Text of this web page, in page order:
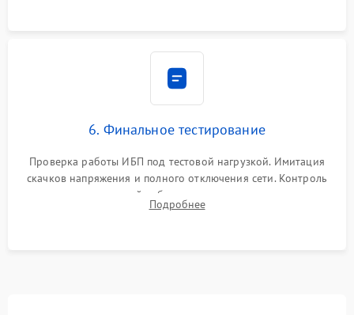
6. Финальное тестирование
Проверка работы ИБП под тестовой нагрузкой. Имитация
скачков напряжения и полного отключения сети. Контроль
времени автономной работы, температурного режима и
корректности формы выходного сигнала.
Подробнее